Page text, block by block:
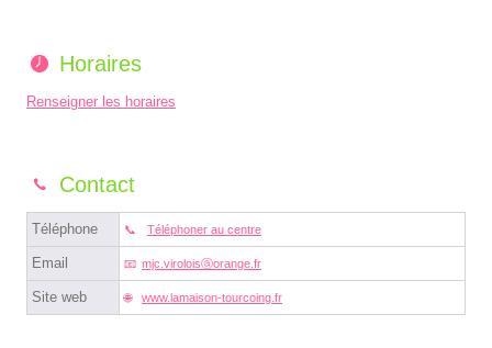
Horaires
Renseigner les horaires
Contact
Téléphone Téléphoner au centre
Email mjc.viroloisⓐorange.fr
Site web www.lamaison-tourcoing.fr